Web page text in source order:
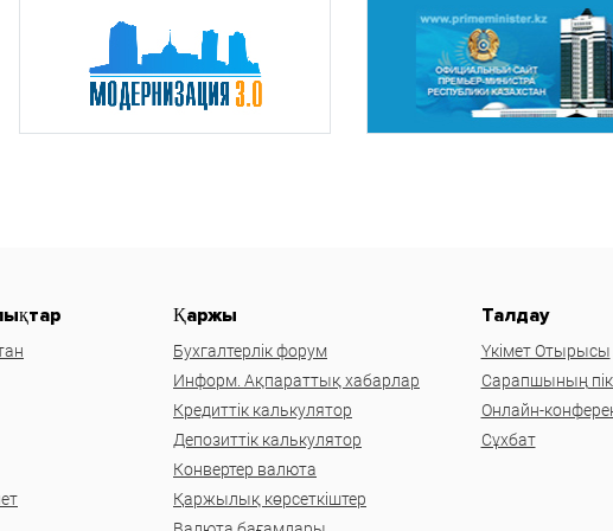
Қаржы
Бухгалтерлік форум
Информ. Ақпараттық хабарлар
Кредиттік калькулятор
Депозиттік калькулятор
Конвертер валюта
Қаржылық көрсеткіштер
Талдау
Үкімет Отырысы
Сарапшының
Онлайн-
Сұхбат